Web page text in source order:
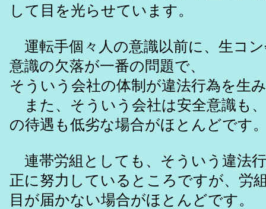
して目を光らせています。
運転手個々人の意識以前に、生コ
意識の欠落が一番の問題で、
そういう会社の体制が違法行為を生
また、そういう会社は安全意識も
の待遇も低劣な場合がほとんどです
連帯労組としても、そういう違法
正に努力しているところですが、労
目が届かない場合がほとんどです。